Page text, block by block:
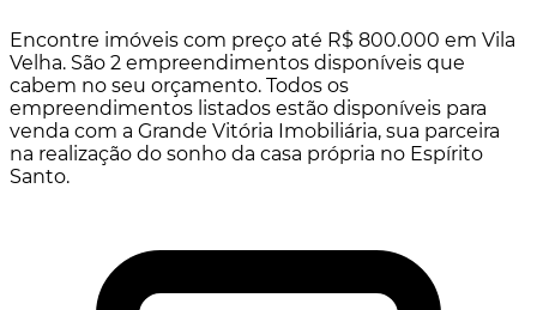
Encontre imóveis com preço até R$ 800.000 em Vila
Velha. São 2 empreendimentos disponíveis que
cabem no seu orçamento. Todos os
empreendimentos listados estão disponíveis para
venda com a Grande Vitória Imobiliária, sua parceira
na realização do sonho da casa própria no Espírito
Santo.